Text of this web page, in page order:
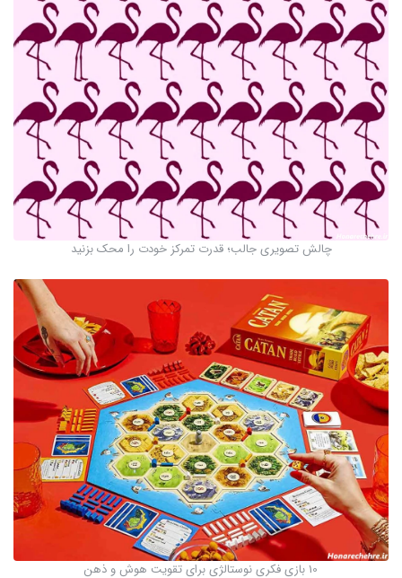
چالش تصویری جالب؛ قدرت تمرکز خودت را محک بزنید
10 بازی فکری نوستالژی برای تقویت هوش و ذهن